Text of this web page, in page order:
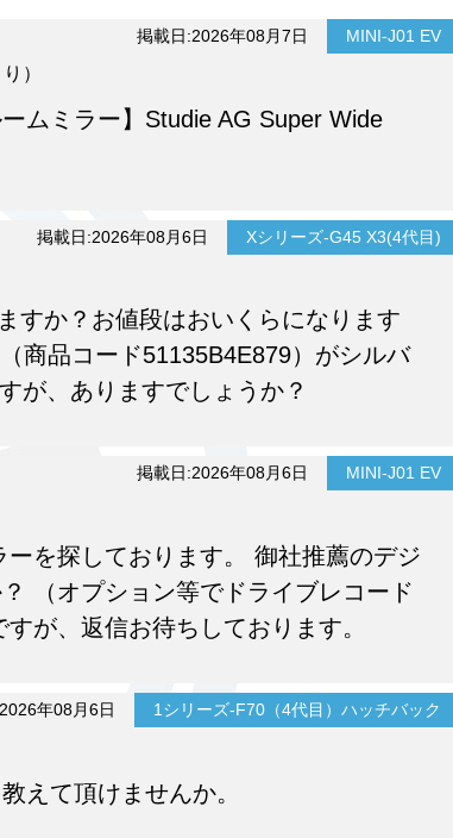
掲載日:2026年08月7日 MINI-J01 EV
）
ムミラー】Studie AG Super Wide
掲載日:2026年08月6日 Xシリーズ-G45 X3(4代目)
すか？お値段はおいくらになります
商品コード51135B4E879）がシルバ
が、ありますでしょうか？
掲載日:2026年08月6日 MINI-J01 EV
を探しております。 御社推薦のデジ
（オプション等でドライブレコード
が、返信お待ちしております。
年08月6日 1シリーズ-F70（4代目）ハッチバック
えて頂けませんか。